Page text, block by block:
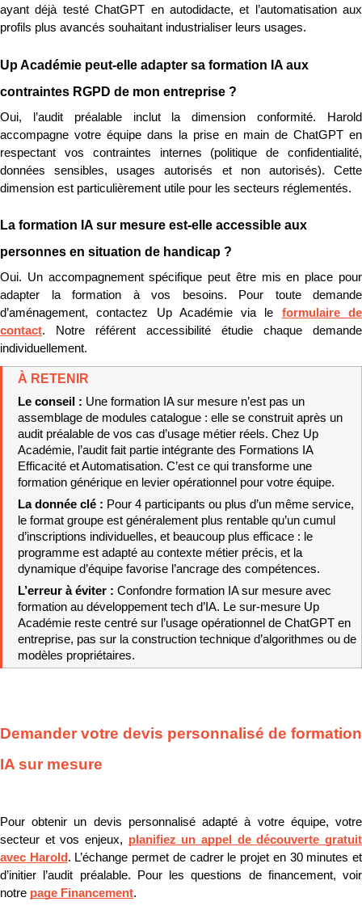
ayant déjà testé ChatGPT en autodidacte, et l’automatisation aux
profils plus avancés souhaitant industrialiser leurs usages.
Up Académie peut-elle adapter sa formation IA aux
contraintes RGPD de mon entreprise ?
Oui, l’audit préalable inclut la dimension conformité. Harold
accompagne votre équipe dans la prise en main de ChatGPT en
respectant vos contraintes internes (politique de confidentialité,
données sensibles, usages autorisés et non autorisés). Cette
dimension est particulièrement utile pour les secteurs réglementés.
La formation IA sur mesure est-elle accessible aux
personnes en situation de handicap ?
Oui. Un accompagnement spécifique peut être mis en place pour
adapter la formation à vos besoins. Pour toute demande
d’aménagement, contactez Up Académie via le formulaire de
contact. Notre référent accessibilité étudie chaque demande
individuellement.
À RETENIR
Le conseil : Une formation IA sur mesure n’est pas un
assemblage de modules catalogue : elle se construit après un
audit préalable de vos cas d’usage métier réels. Chez Up
Académie, l’audit fait partie intégrante des Formations IA
Efficacité et Automatisation. C’est ce qui transforme une
formation générique en levier opérationnel pour votre équipe.
La donnée clé : Pour 4 participants ou plus d’un même service,
le format groupe est généralement plus rentable qu’un cumul
d’inscriptions individuelles, et beaucoup plus efficace : le
programme est adapté au contexte métier précis, et la
dynamique d’équipe favorise l’ancrage des compétences.
L’erreur à éviter : Confondre formation IA sur mesure avec
formation au développement tech d’IA. Le sur-mesure Up
Académie reste centré sur l’usage opérationnel de ChatGPT en
entreprise, pas sur la construction technique d’algorithmes ou de
modèles propriétaires.
Demander votre devis personnalisé de formation
IA sur mesure
Pour obtenir un devis personnalisé adapté à votre équipe, votre
secteur et vos enjeux, planifiez un appel de découverte gratuit
avec Harold. L’échange permet de cadrer le projet en 30 minutes et
d’initier l’audit préalable. Pour les questions de financement, voir
notre page Financement.